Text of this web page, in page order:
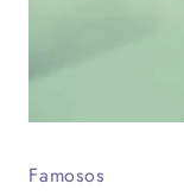
Famosos